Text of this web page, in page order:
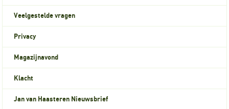
Veelgestelde vragen
Privacy
Magazijnavond
Klacht
Jan van Haasteren Nieuwsbrief